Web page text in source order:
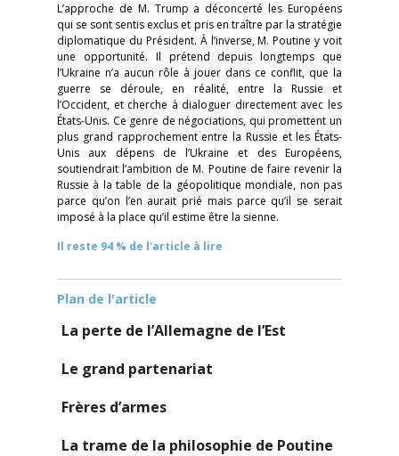
L’approche de M. Trump a déconcerté les Européens
qui se sont sentis exclus et pris en traître par la stratégie
diplomatique du Président. À l’inverse, M. Poutine y voit
une opportunité. Il prétend depuis longtemps que
l’Ukraine n’a aucun rôle à jouer dans ce conflit, que la
guerre se déroule, en réalité, entre la Russie et
l’Occident, et cherche à dialoguer directement avec les
États-Unis. Ce genre de négociations, qui promettent un
plus grand rapprochement entre la Russie et les États-
Unis aux dépens de l’Ukraine et des Européens,
soutiendrait l’ambition de M. Poutine de faire revenir la
Russie à la table de la géopolitique mondiale, non pas
parce qu’on l’en aurait prié mais parce qu’il se serait
imposé à la place qu’il estime être la sienne.
Il reste 94 % de l'article à lire
Plan de l'article
La perte de l’Allemagne de l’Est
Le grand partenariat
Frères d’armes
La trame de la philosophie de Poutine